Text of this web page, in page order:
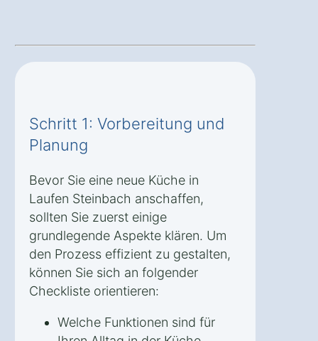
Schritt 1: Vorbereitung und
Planung
Bevor Sie eine neue Küche in
Laufen Steinbach anschaffen,
sollten Sie zuerst einige
grundlegende Aspekte klären. Um
den Prozess effizient zu gestalten,
können Sie sich an folgender
Checkliste orientieren:
Welche Funktionen sind für